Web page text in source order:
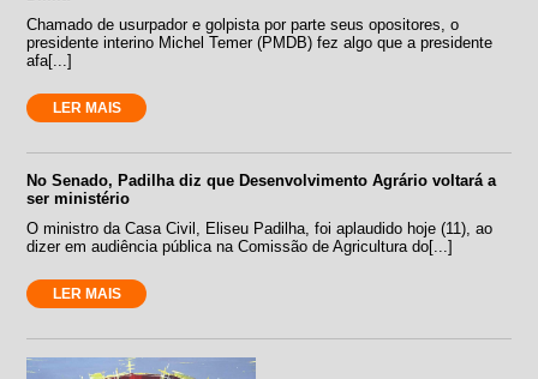
Chamado de usurpador e golpista por parte seus opositores, o
presidente interino Michel Temer (PMDB) fez algo que a presidente
afa[...]
LER MAIS
No Senado, Padilha diz que Desenvolvimento Agrário voltará a
ser ministério
O ministro da Casa Civil, Eliseu Padilha, foi aplaudido hoje (11), ao
dizer em audiência pública na Comissão de Agricultura do[...]
LER MAIS